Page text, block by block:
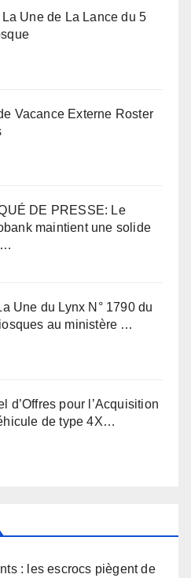
Une de La Lance du 5
Vacance Externe Roster
DE PRESSE: Le
maintient une solide
Une du Lynx N° 1790 du
au ministère …
d’Offres pour l’Acquisition
de type 4X…
: les escrocs piègent de